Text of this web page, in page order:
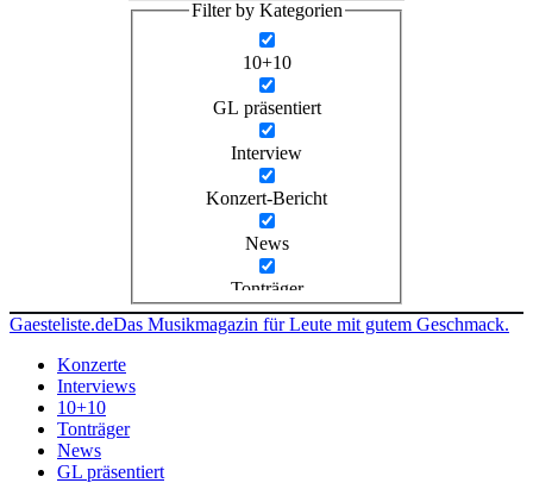
Filter by Kategorien
10+10
GL präsentiert
Interview
Konzert-Bericht
News
Tonträger
Gaesteliste.deDas Musikmagazin für Leute mit gutem Geschmack.
Konzerte
Interviews
10+10
Tonträger
News
GL präsentiert